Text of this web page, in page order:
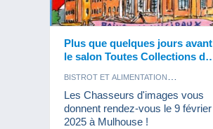
Plus que quelques jours avant
le salon Toutes Collections de
BISTROT ET ALIMENTATION
CARTES DE COLLECTION MODERNES
CARTES POSTALES
ÉVÉNEMENTS DELCAMPE
Les Chasseurs d'images vous
donnent rendez-vous le 9 février
2025 à Mulhouse !